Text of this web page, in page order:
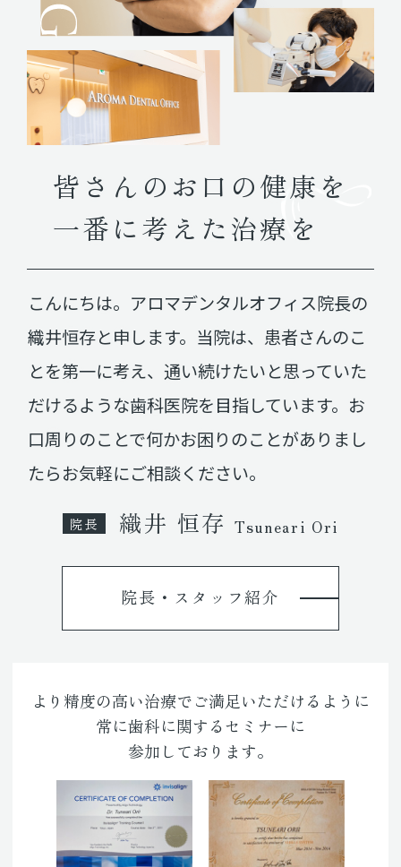
皆さんのお口の健康を
一番に考えた治療を
こんにちは。 アロマデンタルオフィス院長の
織井恒存と申します。 当院は、患者さんのこ
とを第一に考え、通い続けたいと思っていた
だけるような歯科医院を目指しています。お
口周りのことで何かお困りのことがありまし
たらお気軽にご相談ください。
院長 織井 恒存 Tsuneari Ori
院長・スタッフ紹介
より精度の高い治療でご満足いただけるように
常に歯科に関するセミナーに
参加しております。